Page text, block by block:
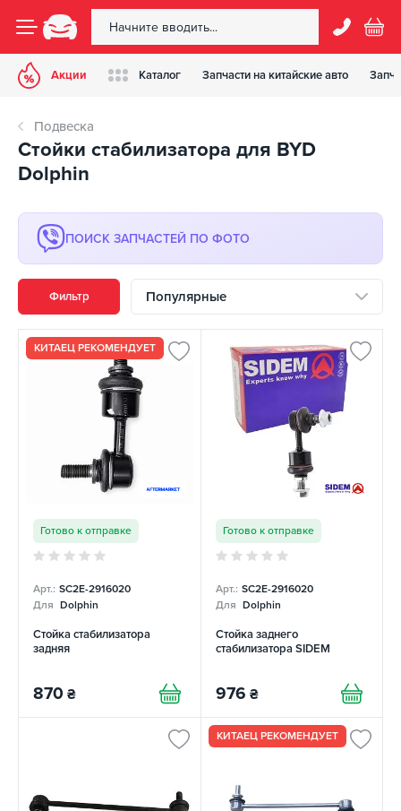
Акции Каталог Запчасти на китайские авто
Подвеска
Стойки стабилизатора для BYD
Dolphin
ПОИСК ЗАПЧАСТЕЙ ПО ФОТО
Фильтр Популярные
КИТАЕЦ РЕКОМЕНДУЕТ
Готово к отправке
Арт.: SC2E-2916020
Для Dolphin
Стойка стабилизатора
задняя
870 ₴
Готово к отправке
Арт.: SC2E-2916020
Для Dolphin
Стойка заднего
стабилизатора SIDEM
976 ₴
КИТАЕЦ РЕКОМЕНДУЕТ